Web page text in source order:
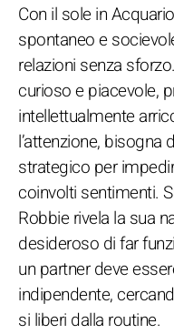
Con il sole in
spontaneo e
relazioni senza
curioso e piacevole,
intellettualmente
l’attenzione,
strategico per
coinvolti sentimenti.
Robbie rivela la sua
desideroso di far
un partner deve
indipendente,
si liberi dalla routine.